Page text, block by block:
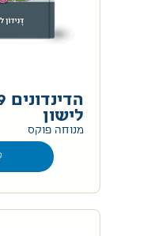
לישון
מנוחה פוקס